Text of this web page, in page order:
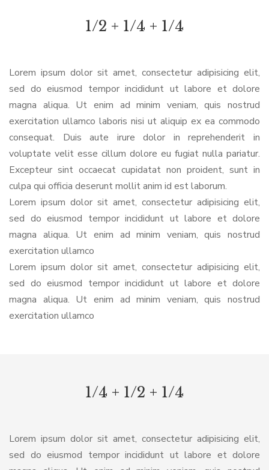
1/2 + 1/4 + 1/4
Lorem ipsum dolor sit amet, consectetur adipisicing elit,
sed do eiusmod tempor incididunt ut labore et dolore
magna aliqua. Ut enim ad minim veniam, quis nostrud
exercitation ullamco laboris nisi ut aliquip ex ea commodo
consequat. Duis aute irure dolor in reprehenderit in
voluptate velit esse cillum dolore eu fugiat nulla pariatur.
Excepteur sint occaecat cupidatat non proident, sunt in
culpa qui officia deserunt mollit anim id est laborum.
Lorem ipsum dolor sit amet, consectetur adipisicing elit,
sed do eiusmod tempor incididunt ut labore et dolore
magna aliqua. Ut enim ad minim veniam, quis nostrud
exercitation ullamco
Lorem ipsum dolor sit amet, consectetur adipisicing elit,
sed do eiusmod tempor incididunt ut labore et dolore
magna aliqua. Ut enim ad minim veniam, quis nostrud
exercitation ullamco
1/4 + 1/2 + 1/4
Lorem ipsum dolor sit amet, consectetur adipisicing elit,
sed do eiusmod tempor incididunt ut labore et dolore